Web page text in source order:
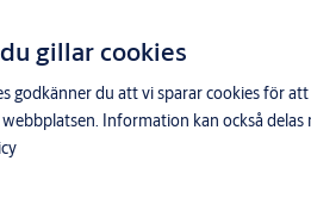
gillar cookies
godkänner du att vi sparar cookies för
Information kan också